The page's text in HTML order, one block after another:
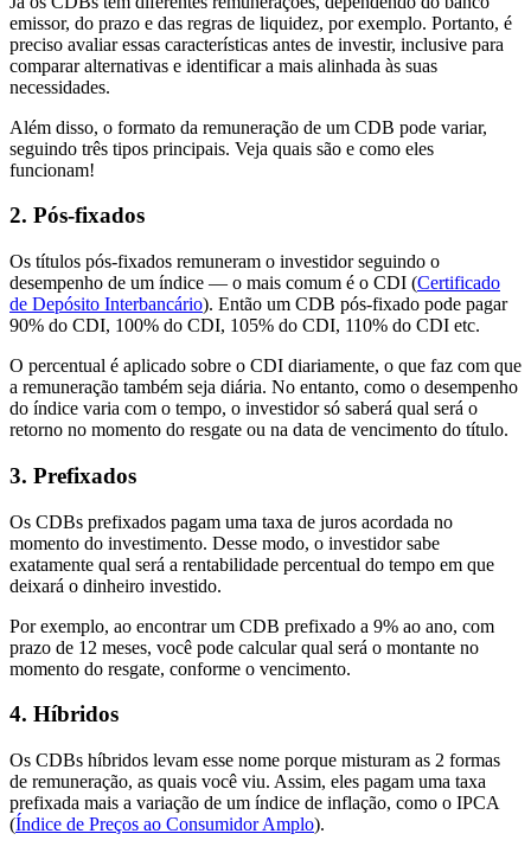
emissor, do prazo e das regras de liquidez, por exemplo. Portanto, é
preciso avaliar essas características antes de investir, inclusive para
comparar alternativas e identificar a mais alinhada às suas
necessidades.
Além disso, o formato da remuneração de um CDB pode variar,
seguindo três tipos principais. Veja quais são e como eles
funcionam!
2. Pós-fixados
Os títulos pós-fixados remuneram o investidor seguindo o
desempenho de um índice — o mais comum é o CDI (Certificado
de Depósito Interbancário). Então um CDB pós-fixado pode pagar
90% do CDI, 100% do CDI, 105% do CDI, 110% do CDI etc.
O percentual é aplicado sobre o CDI diariamente, o que faz com que
a remuneração também seja diária. No entanto, como o desempenho
do índice varia com o tempo, o investidor só saberá qual será o
retorno no momento do resgate ou na data de vencimento do título.
3. Prefixados
Os CDBs prefixados pagam uma taxa de juros acordada no
momento do investimento. Desse modo, o investidor sabe
exatamente qual será a rentabilidade percentual do tempo em que
deixará o dinheiro investido.
Por exemplo, ao encontrar um CDB prefixado a 9% ao ano, com
prazo de 12 meses, você pode calcular qual será o montante no
momento do resgate, conforme o vencimento.
4. Híbridos
Os CDBs híbridos levam esse nome porque misturam as 2 formas
de remuneração, as quais você viu. Assim, eles pagam uma taxa
prefixada mais a variação de um índice de inflação, como o IPCA
(Índice de Preços ao Consumidor Amplo).